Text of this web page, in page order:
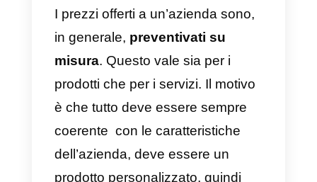
sopra, le aziende faranno
mirati, ossia baseranno la loro
decisione sulla convenienza.
Cosa dovrebbero acquisire?
adattano al loro modello di